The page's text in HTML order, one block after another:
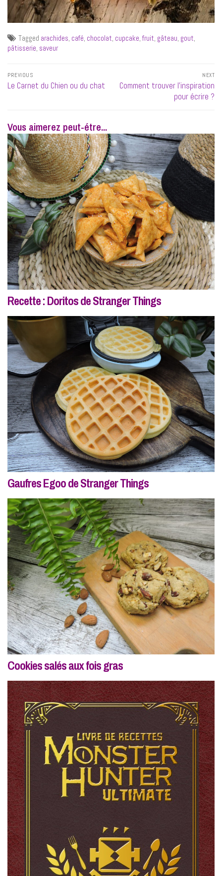
Tagged arachides, café, chocolat, cupcake,fruit, gâteau, gout,
pâtisserie, saveur
Navigation
de
PREVIOUS
Previous
Le Carnet du Chien ou du chat
NEXT
Next
Comment trouver l’inspiration
pour écrire ?
Vous aimerez peut-étre...
Recette : Doritos de Stranger Things
Gaufres Egoo de Stranger Things
Cookies salés aux fois gras